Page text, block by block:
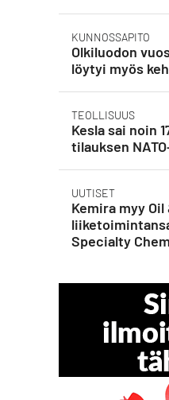
KUNNOSSAPITO
Olkiluodon
löytyi myös
TEOLLISUUS
Kesla sai noin
tilauksen
UUTISET
Kemira myy Oil
Specialty